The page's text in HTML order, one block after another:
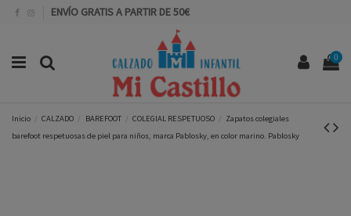
ENVÍO GRATIS A PARTIR DE 50€
0
Inicio CALZADO BAREFOOT COLEGIAL RESPETUOSO
Zapatos colegiales
barefoot respetuosas de piel para niños, marca Pablosky, en color marino. Pablosky